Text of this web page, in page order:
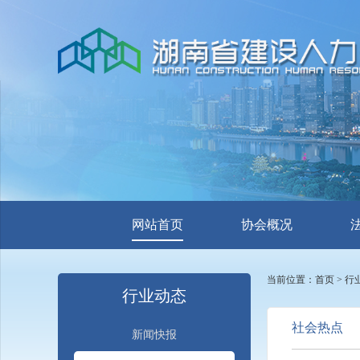
网站首页 协会概况
行业动态
新闻快报
当前位置： 首页 > 行
社会热点